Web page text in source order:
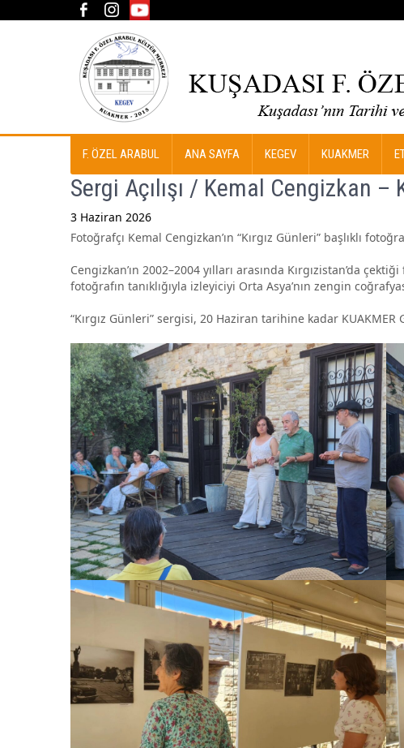
F. ÖZEL ARABUL ANA SAYFA KEGEV KUAKMER
Sergi Açılışı / Kemal Cengizkan –
3 Haziran 2026
Fotoğrafçı Kemal Cengizkan’ın “Kırgız Günleri” başlıklı
Cengizkan’ın 2002–2004 yılları arasında Kırgızistan’da
fotoğrafın tanıklığıyla izleyiciyi Orta Asya’nın zengin
“Kırgız Günleri” sergisi, 20 Haziran tarihine kadar KUAKMER
Post
navigation